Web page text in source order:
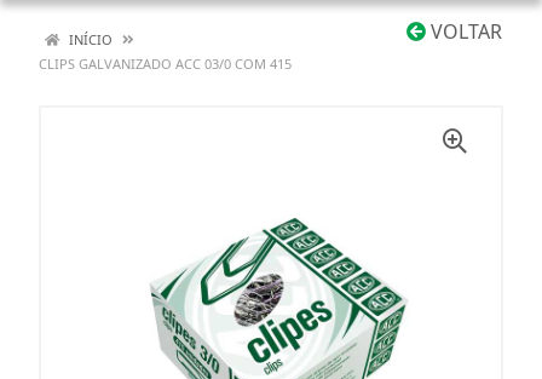
VOLTAR
INÍCIO
CLIPS GALVANIZADO ACC 03/0 COM 415